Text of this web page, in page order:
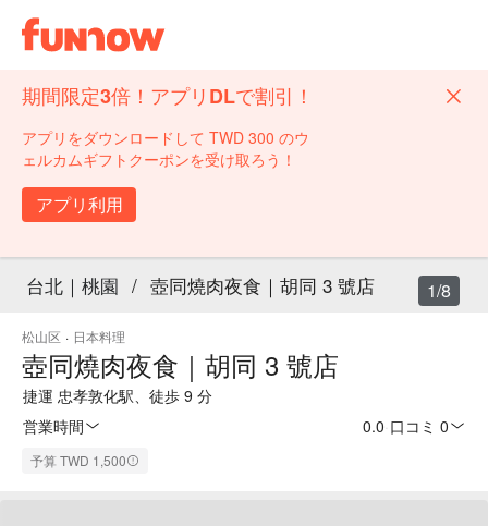
期間限定3倍！アプリDLで割引！
アプリをダウンロードして TWD 300 のウ
ェルカムギフトクーポンを受け取ろう！
アプリ利用
台北｜桃園 / 壺同燒肉夜食｜胡同 3 號店
松山区 · 日本料理
壺同燒肉夜食｜胡同 3 號店
捷運 忠孝敦化駅、徒歩 9 分
営業時間
0.0 口コミ 0
予算 TWD 1,500
1/8